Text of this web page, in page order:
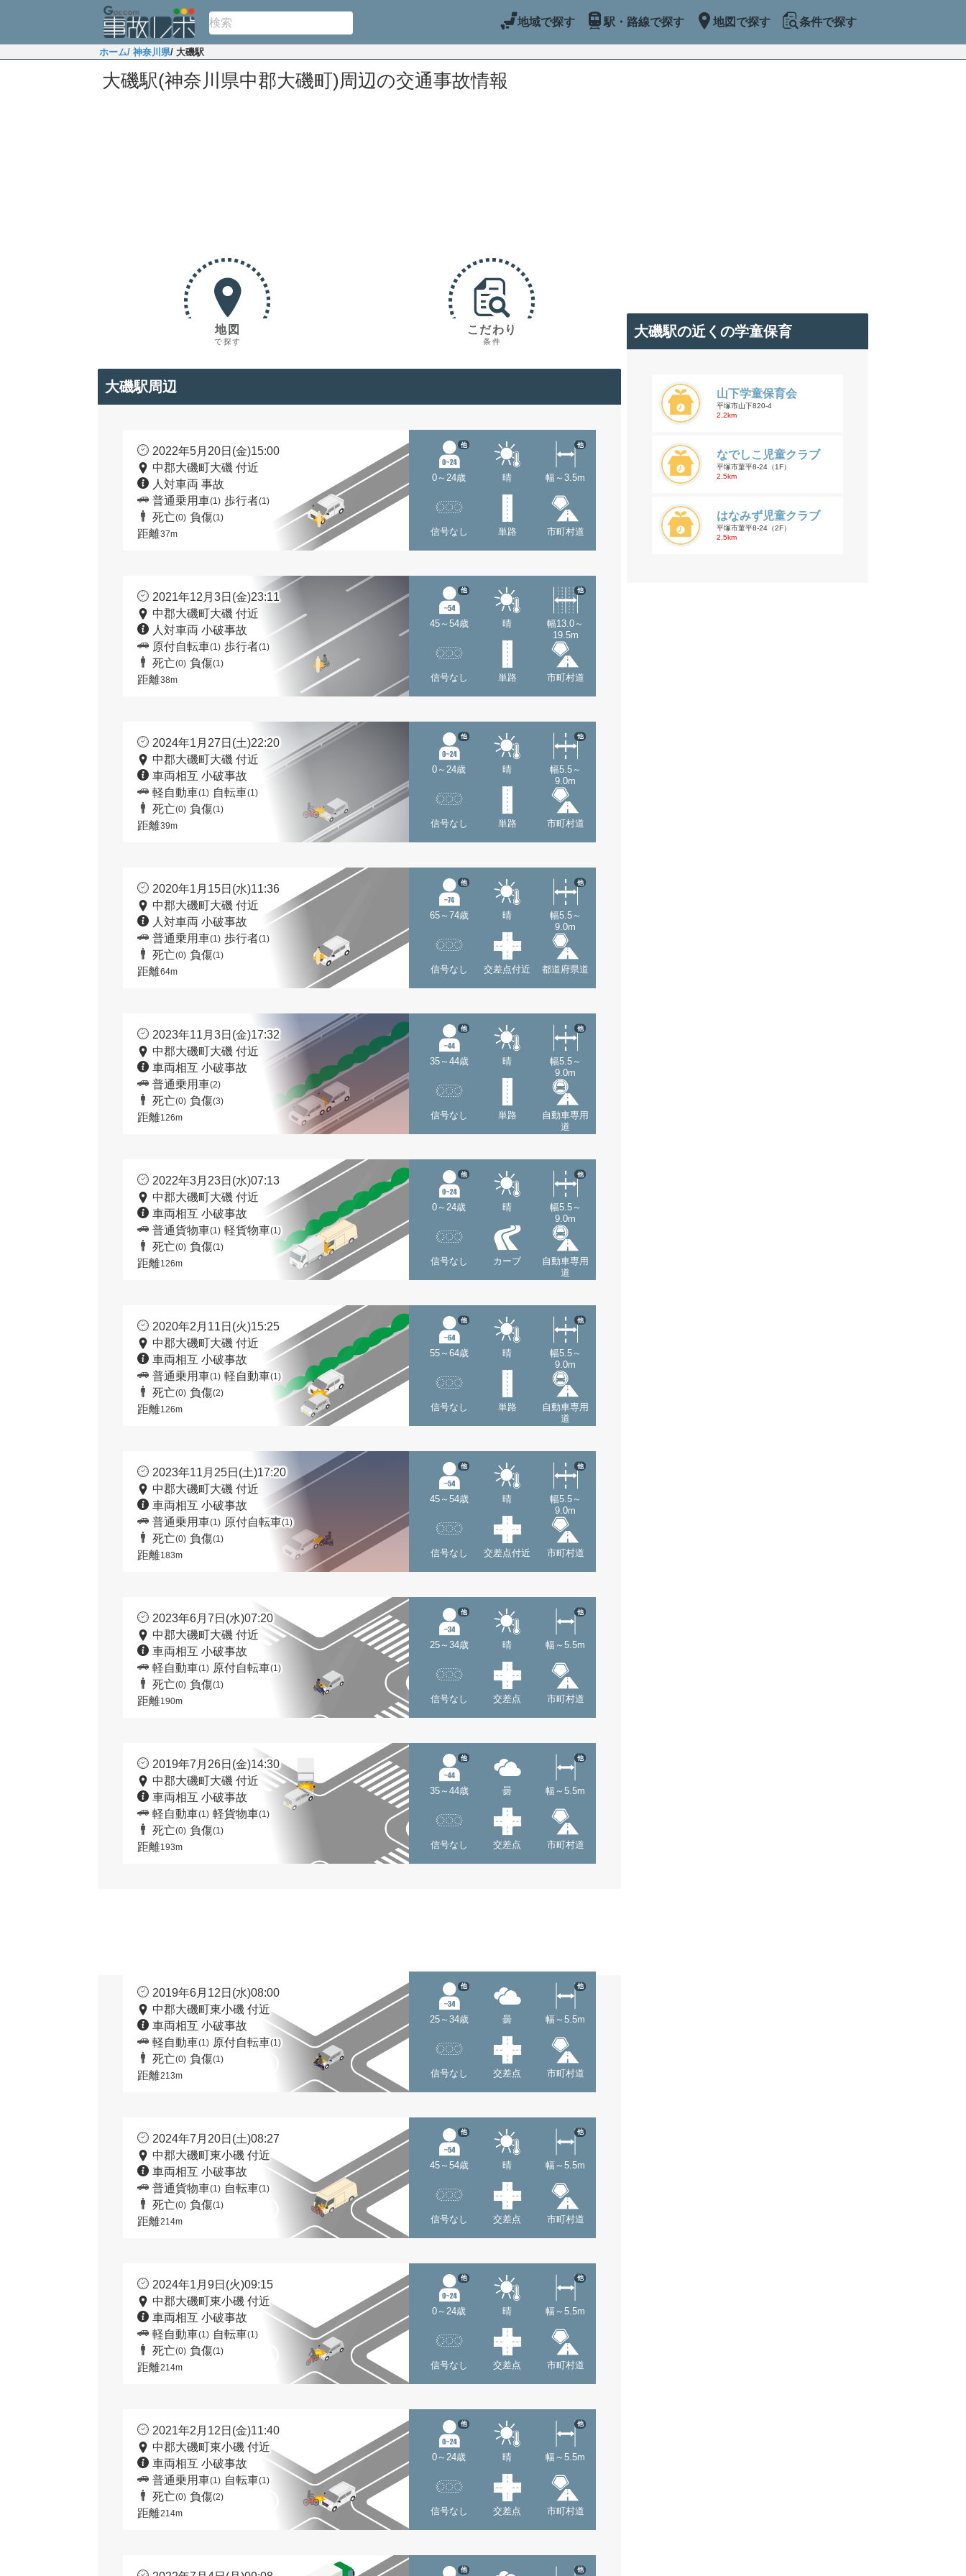
地域で探す 駅・路線で探す 地図で探す 条件で探す
ホーム/ 神奈川県/ 大磯駅
大磯駅(神奈川県中郡大磯町)周辺の交通事故情報
地図
で探す
こだわり
条件
大磯駅周辺
2022年5月20日(金)15:00
中郡大磯町大磯 付近
人対車両 事故
普通乗用車(1) 歩行者(1)
死亡(0) 負傷(1)
距離37m
0～24歳
他
晴 幅～3.5m
他
信号なし 単路 市町村道
2021年12月3日(金)23:11
中郡大磯町大磯 付近
人対車両 小破事故
原付自転車(1) 歩行者(1)
死亡(0) 負傷(1)
距離38m
45～54歳
他
晴
幅13.0～
19.5m
他
信号なし 単路 市町村道
2024年1月27日(土)22:20
中郡大磯町大磯 付近
車両相互 小破事故
軽自動車(1) 自転車(1)
死亡(0) 負傷(1)
距離39m
0～24歳
他
晴
幅5.5～
9.0m
他
信号なし 単路 市町村道
2020年1月15日(水)11:36
中郡大磯町大磯 付近
人対車両 小破事故
普通乗用車(1) 歩行者(1)
死亡(0) 負傷(1)
距離64m
65～74歳
他
晴
幅5.5～
9.0m
他
信号なし 交差点付近 都道府県道
2023年11月3日(金)17:32
中郡大磯町大磯 付近
車両相互 小破事故
普通乗用車(2)
死亡(0) 負傷(3)
距離126m
35～44歳
他
晴
幅5.5～
9.0m
他
信号なし 単路
自動車専用
道
2022年3月23日(水)07:13
中郡大磯町大磯 付近
車両相互 小破事故
普通貨物車(1) 軽貨物車(1)
死亡(0) 負傷(1)
距離126m
0～24歳
他
晴
幅5.5～
9.0m
他
信号なし カーブ
自動車専用
道
2020年2月11日(火)15:25
中郡大磯町大磯 付近
車両相互 小破事故
普通乗用車(1) 軽自動車(1)
死亡(0) 負傷(2)
距離126m
55～64歳
他
晴
幅5.5～
9.0m
他
信号なし 単路
自動車専用
道
2023年11月25日(土)17:20
中郡大磯町大磯 付近
車両相互 小破事故
普通乗用車(1) 原付自転車(1)
死亡(0) 負傷(1)
距離183m
45～54歳
他
晴
幅5.5～
9.0m
他
信号なし 交差点付近 市町村道
2023年6月7日(水)07:20
中郡大磯町大磯 付近
車両相互 小破事故
軽自動車(1) 原付自転車(1)
死亡(0) 負傷(1)
距離190m
25～34歳
他
晴 幅～5.5m
他
信号なし 交差点 市町村道
2019年7月26日(金)14:30
中郡大磯町大磯 付近
車両相互 小破事故
軽自動車(1) 軽貨物車(1)
死亡(0) 負傷(1)
距離193m
35～44歳
他
曇 幅～5.5m
他
信号なし 交差点 市町村道
2019年6月12日(水)08:00
中郡大磯町東小磯 付近
車両相互 小破事故
軽自動車(1) 原付自転車(1)
死亡(0) 負傷(1)
距離213m
25～34歳
他
曇 幅～5.5m
他
信号なし 交差点 市町村道
2024年7月20日(土)08:27
中郡大磯町東小磯 付近
車両相互 小破事故
普通貨物車(1) 自転車(1)
死亡(0) 負傷(1)
距離214m
45～54歳
他
晴 幅～5.5m
他
信号なし 交差点 市町村道
2024年1月9日(火)09:15
中郡大磯町東小磯 付近
車両相互 小破事故
軽自動車(1) 自転車(1)
死亡(0) 負傷(1)
距離214m
0～24歳
他
晴 幅～5.5m
他
信号なし 交差点 市町村道
2021年2月12日(金)11:40
中郡大磯町東小磯 付近
車両相互 小破事故
普通乗用車(1) 自転車(1)
死亡(0) 負傷(2)
距離214m
0～24歳
他
晴 幅～5.5m
他
信号なし 交差点 市町村道
他 他
大磯駅の近くの学童保育
山下学童保育会
平塚市山下820-4
2.2km
なでしこ児童クラブ
平塚市菫平8-24（1F）
2.5km
はなみず児童クラブ
平塚市菫平8-24（2F）
2.5km